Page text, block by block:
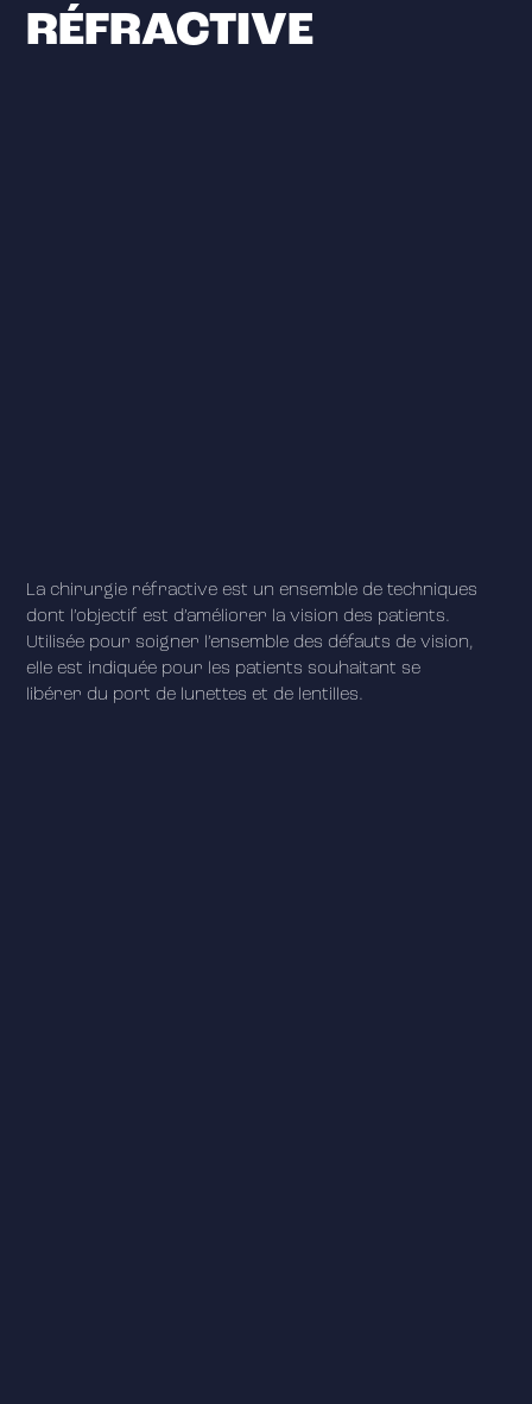
RÉFRACTIVE
La chirurgie réfractive est un ensemble de techniques
dont l’objectif est d’améliorer la vision des patients.
Utilisée pour soigner l’ensemble des défauts de vision,
elle est indiquée pour les patients souhaitant se
libérer du port de lunettes et de lentilles.